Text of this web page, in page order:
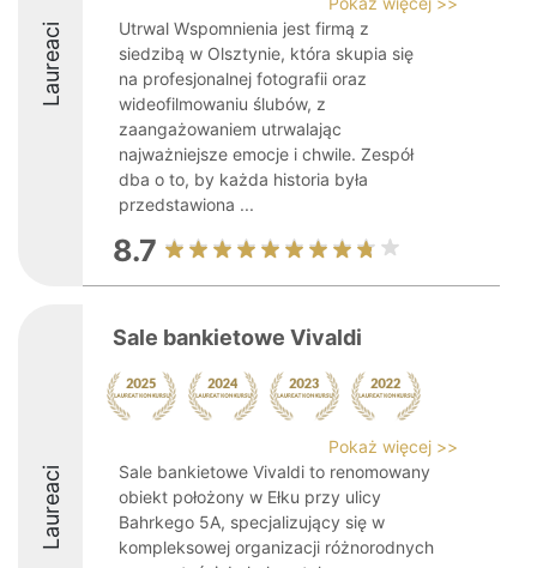
Laureaci
Utrwal Wspomnienia jest firmą z
siedzibą w Olsztynie, która skupia się
na profesjonalnej fotografii oraz
wideofilmowaniu ślubów, z
zaangażowaniem utrwalając
najważniejsze emocje i chwile. Zespół
dba o to, by każda historia była
przedstawiona ...
8.7
Laureaci
Sale bankietowe Vivaldi
Pokaż więcej >>
Sale bankietowe Vivaldi to renomowany
obiekt położony w Ełku przy ulicy
Bahrkego 5A, specjalizujący się w
kompleksowej organizacji różnorodnych